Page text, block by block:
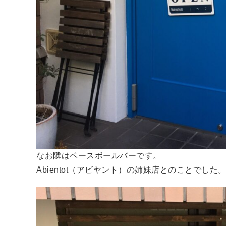
なお隣はベースボールバーです。
Abientot（アビヤント）の姉妹店とのことでした。